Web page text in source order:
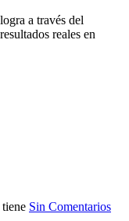
a través del
reales en
Sin Comentarios